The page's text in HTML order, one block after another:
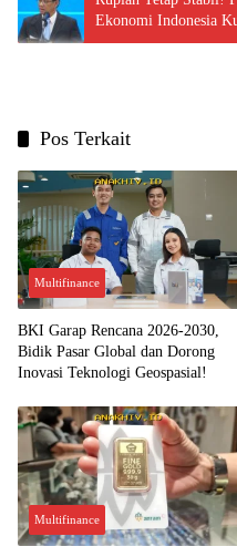
Ekonomi Indonesia
Pos Terkait
Multifinance
BKI Garap Rencana 2026-2030,
Bidik Pasar Global dan Dorong
Inovasi Teknologi Geospasial!
Multifinance